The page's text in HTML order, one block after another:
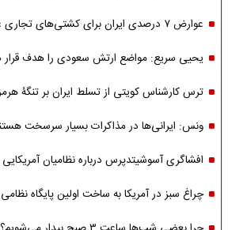
عوارض ۷ درصدی ایران برای کشتی‌های تجاری عبوری از تنگه هرمز
یحیی سریع: مواضع ارتش سعودی را هدف قرار
ترس کارشناس کویتی از تسلط ایران بر تنگۀ
ونس: ایرانی‌ها در مذاکرات بسیار سرسخت
افشاگری آسوشیتدپرس درباره نظامیان
چراغ سبز در آمریکا به ساخت اولین پایگاه